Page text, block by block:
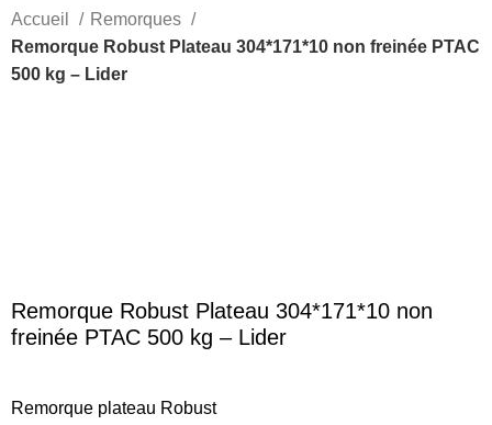
Accueil
Remorques
Remorque Robust Plateau 304*171*10 non freinée PTAC
500 kg – Lider
Remorque Robust Plateau 304*171*10 non
freinée PTAC 500 kg – Lider
Remorque plateau Robust